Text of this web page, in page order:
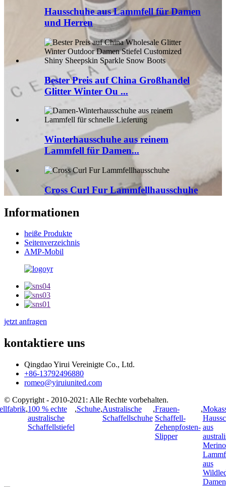
Hausschuhe aus Lammfell für Damen
und Herren
Bester Preis auf China Großhandel
Glitter Winter Ou ...
Winterhausschuhe aus reinem
Lammfell für Damen...
Cross Curl Fur Lammfellhausschuhe
Informationen
heiße Produkte
Seitenverzeichnis
AMP-Mobil
jetzt anfragen
kontaktiere uns
Qingdao Yirui Vereinigte Co., Ltd.
+86-13792496880
romeo@yiruiunited.com
© Copyright - 2010-2021: Alle Rechte vorbehalten.
,100 % echte
australische
Schaffellstiefel
,Schuhe,Australische
Schaffellschuhe
,Frauen-
Schaffell-
Zehenpfosten-
Slipper
,
aus
aus
Damen